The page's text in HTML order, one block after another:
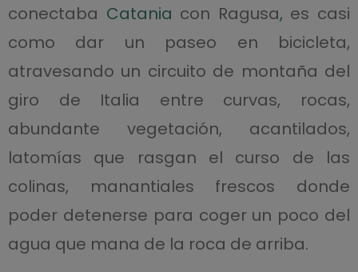
conectaba Catania con Ragusa, es casi
como dar un paseo en bicicleta,
atravesando un circuito de montaña del
giro de Italia entre curvas, rocas,
abundante vegetación, acantilados,
latomías que rasgan el curso de las
colinas, manantiales frescos donde
poder detenerse para coger un poco del
agua que mana de la roca de arriba.